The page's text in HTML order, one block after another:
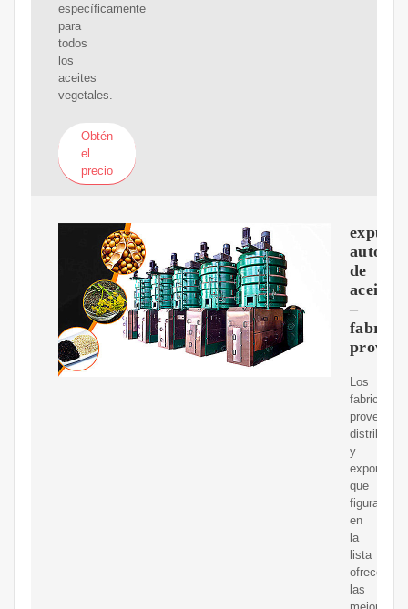
específicamente
para
todos
los
aceites
vegetales.
Obtén
el
precio
de
aceite
–
Los
y
que
figuran
en
la
lista
ofrecen
las